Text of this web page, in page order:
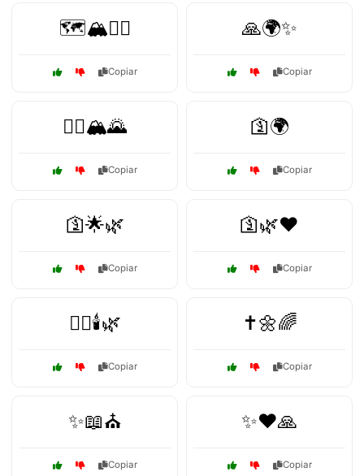
🗺️🏔️🚶‍♀️
Copiar
🙏🌍✨
Copiar
🚶‍♂️🏔️🌄
Copiar
🛐🌍
Copiar
🛐🌟🌿
Copiar
🛐🌿❤️
Copiar
🧘‍♀️🕯️🌿
Copiar
✝️🌼🌈
Copiar
✨📖⛪
Copiar
✨❤️🙏
Copiar